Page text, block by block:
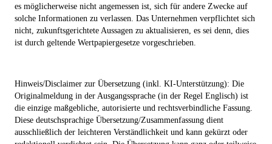
es möglicherweise nicht angemessen ist, sich für andere Zwecke auf
solche Informationen zu verlassen. Das Unternehmen verpflichtet sich
nicht, zukunftsgerichtete Aussagen zu aktualisieren, es sei denn, dies
ist durch geltende Wertpapiergesetze vorgeschrieben.
Hinweis/Disclaimer zur Übersetzung (inkl. KI-Unterstützung): Die
Originalmeldung in der Ausgangssprache (in der Regel Englisch) ist
die einzige maßgebliche, autorisierte und rechtsverbindliche Fassung.
Diese deutschsprachige Übersetzung/Zusammenfassung dient
ausschließlich der leichteren Verständlichkeit und kann gekürzt oder